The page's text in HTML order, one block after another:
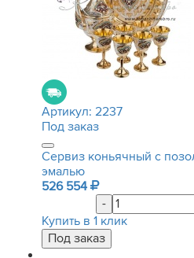
Артикул: 2237
Под заказ
Сервиз коньячный с
эмалью
526 554
-
Купить в 1 клик